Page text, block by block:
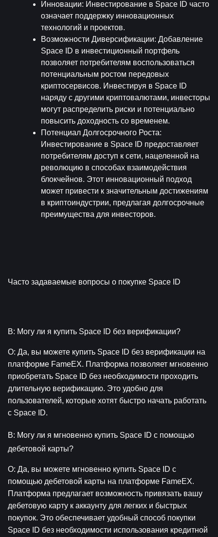
Инновации: Инвестирование в Space ID часто
означает поддержку инновационных
технологий и проектов.
Возможности Диверсификации: Добавление
Space ID в инвестиционный портфель
позволяет потребителям воспользоваться
потенциальным ростом передовых
криптосервисов. Инвестируя в Space ID
наряду с другими криптовалютами, инвесторы
могут распределить риски и потенциально
повысить доходность со временем.
Потенциал Долгосрочного Роста:
Инвестирование в Space ID предоставляет
потребителям доступ к сети, нацеленной на
революцию в способах взаимодействия
блокчейнов. Этот инновационный подход
может привести к значительным достижениям
в криптоиндустрии, предлагая долгосрочные
преимущества для инвесторов.
Часто задаваемые вопросы о покупке Space ID
В: Могу ли я купить Space ID без верификации?
О: Да, вы можете купить Space ID без верификации на
платформе FameEX. Платформа позволяет мгновенно
приобретать Space ID без необходимости проходить
длительную верификацию. Это удобно для
пользователей, которые хотят быстро начать работать
с Space ID.
В: Могу ли я мгновенно купить Space ID с помощью
дебетовой карты?
О: Да, вы можете мгновенно купить Space ID с
помощью дебетовой карты на платформе FameEX.
Платформа предлагает возможность привязать вашу
дебетовую карту к аккаунту для легких и быстрых
покупок. Это обеспечивает удобный способ покупки
Space ID без необходимости использования кредитной